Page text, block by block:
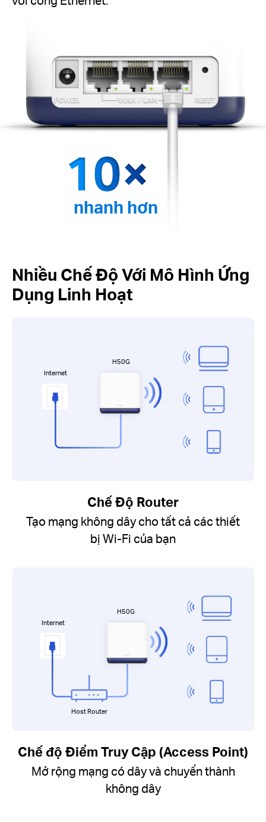
nhanh hơn
Nhiều Chế Độ Với Mô Hình Ứng
Dụng Linh Hoạt
Internet
H50G
Chế Độ Router
Tạo mạng không dây cho tất cả các thiết
bị Wi-Fi của bạn
Internet
H50G
Host Router
Chế độ Điểm Truy Cập (Access Point)
Mở rộng mạng có dây và chuyển thành
không dây